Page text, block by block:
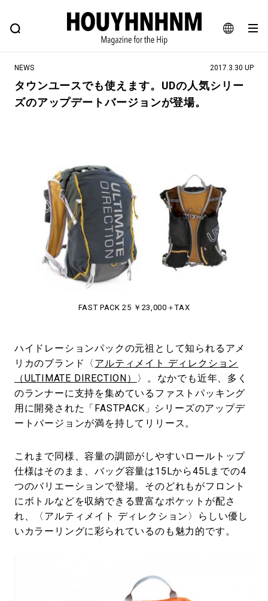
JA
EN
FEATURE BLOG SNAP
ヒップなファッション、カルチャー、ライフスタイルWEBマガジン
#NEW VINTAGE #マイナーグッド図鑑
#路地裏てぃーん。 #MONTHLY JOURNAL
#GH 銘品の所以 #フイナムのYouTube
#Commune H #FOCUS IT #AH.H
#ととけん #FASHION #MUSIC #MOVIE
#LIFESTYLE #SNEAKER #OUTDOOR
#HANDSOME HANDBOOK
NEWS 2017.3.30 UP
タウンユースでも使えます。UDの人気シリー
ズのアップデートバージョンが登場。
FAST PACK 25 ￥23,000＋TAX
ハイドレーションパックの元祖として知られるアメ
リカのブランド〈 アルティメイト ディレクション
（ULTIMATE DIRECTION）
〉。なかでも近年、多く
のランナーに支持を集めているファストパッキング
用に開発された「FASTPACK」シリーズのアップデ
ートバージョンが満を持してリリース。
これまで同様、容量の調節がしやすいロールトップ
仕様はそのまま、バッグ容量は15Lから45Lまでの4
つのバリエーションで登場。そのどれもがフロント
にボトルなどを収納できる豊富なポケットが配さ
れ、〈アルティメイト ディレクション〉らしい優し
いカラーリングに彩られているのも魅力的です。